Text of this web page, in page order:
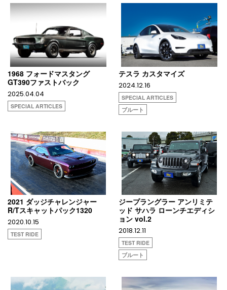
1968 フォードマスタング
GT390ファストバック
2025.04.04
SPECIAL ARTICLES
テスラ カスタマイズ
2024.12.16
SPECIAL ARTICLES
ブルート
2021 ダッジチャレンジャー
R/Tスキャットパック1320
2020.10.15
TEST RIDE
ジープラングラー アンリミテ
ッド サハラ ローンチエディシ
ョン vol.2
2018.12.11
TEST RIDE
ブルート